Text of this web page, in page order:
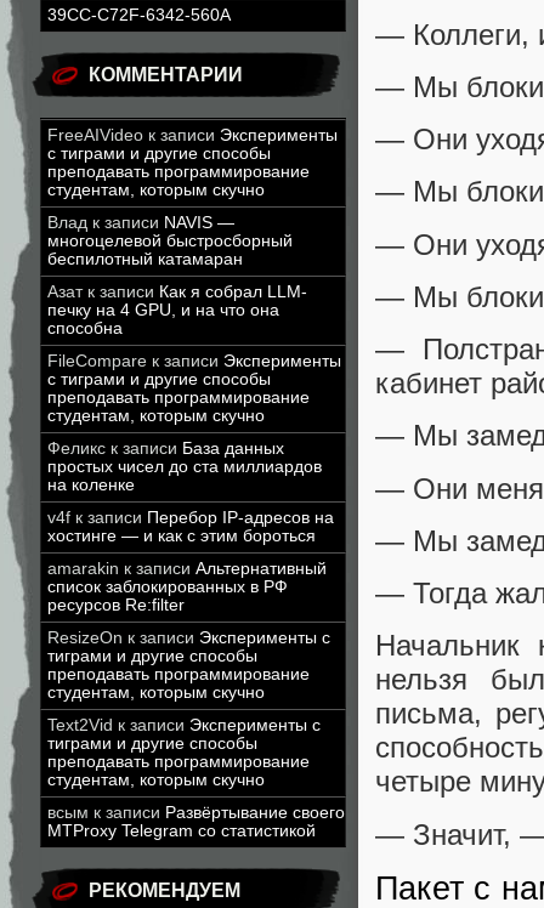
39CC-C72F-6342-560A
КОММЕНТАРИИ
FreeAIVideo к записи Эксперименты
с тиграми и другие способы
преподавать программирование
студентам, которым скучно
Влад к записи NAVIS —
многоцелевой быстросборный
беспилотный катамаран
Азатк записи Как я собрал LLM-
печку на 4 GPU, и на что она
способна
FileCompare к записи Эксперименты
с тиграми и другие способы
преподавать программирование
студентам, которым скучно
Феликс к записи База данных
простых чисел до ста миллиардов
на коленке
v4f к записи Перебор IP-адресов на
хостинге — и как с этим бороться
amarakin к записи Альтернативный
список заблокированных в РФ
ресурсов Re:filter
ResizeOn к записи Эксперименты с
тиграми и другие способы
преподавать программирование
студентам, которым скучно
Text2Vid к записи Эксперименты с
тиграми и другие способы
преподавать программирование
студентам, которым скучно
всым к записи Развёртывание своего
MTProxy Telegram со статистикой
РЕКОМЕНДУЕМ
— Коллеги,
— Мы
— Они
— Мы
— Они
— Мы
—
кабинет
— Мы
— Они
— Мы
— Тогда
нельзя
письма,
четыре
— Значит, —
Пакет с